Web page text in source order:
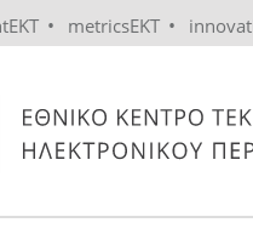
• metricsEKT •